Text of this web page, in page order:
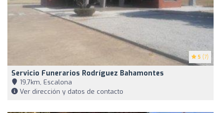
5 (7)
Servicio Funerarios Rodríguez Bahamontes
19,7km, Escalona
Ver dirección y datos de contacto